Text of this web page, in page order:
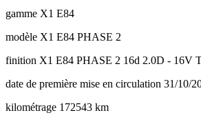
gamme X1 E84
modèle X1 E84 PHASE 2
finition X1 E84 PHASE 2 16d 2.0D - 16V
date de première mise en circulation 31/10/
kilométrage 172543 km